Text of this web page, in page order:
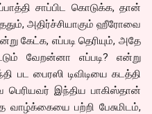
சாப்பிட கொடுக்க, தான்
அதிர்ச்சியாகும் ஹீரோவை
கேட்க, எப்படி தெரியும், அதே
வேறன்னா எப்படி? என்று
பட பைரஸி டிவிடியை கடத்தி
பெரியவர் இந்திய பாகிஸ்தான்
வாழ்க்கையை பற்றி பேசுமிடம்,